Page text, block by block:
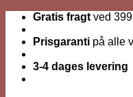
Fortsæt
indhold
Gratis fragt ved 399
Prisgaranti på alle
3-4 dages levering